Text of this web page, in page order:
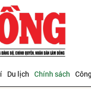
Du lịch Chính sách